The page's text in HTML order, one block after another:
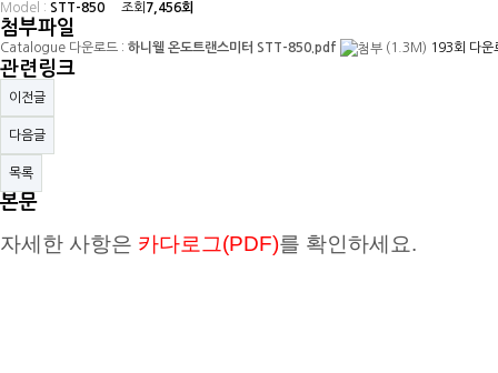
Model : STT-850 조회 7,456회
첨부파일
Catalogue 다운로드 : 하니웰 온도트랜스미터 STT-850.pdf (1.3M) 193회 다운
관련링크
이전글
다음글
목록
본문
자세한 사항은 카다로그(PDF)를 확인하세요.